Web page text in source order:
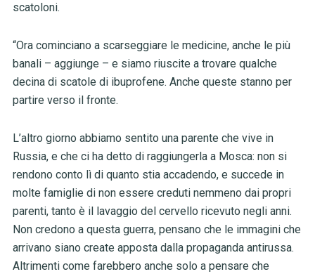
scatoloni.
“Ora cominciano a scarseggiare le medicine, anche le più
banali – aggiunge – e siamo riuscite a trovare qualche
decina di scatole di ibuprofene. Anche queste stanno per
partire verso il fronte.
L’altro giorno abbiamo sentito una parente che vive in
Russia, e che ci ha detto di raggiungerla a Mosca: non si
rendono conto lì di quanto stia accadendo, e succede in
molte famiglie di non essere creduti nemmeno dai propri
parenti, tanto è il lavaggio del cervello ricevuto negli anni.
Non credono a questa guerra, pensano che le immagini che
arrivano siano create apposta dalla propaganda antirussa.
Altrimenti come farebbero anche solo a pensare che